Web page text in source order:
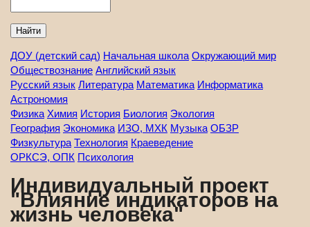
ДОУ (детский сад) Начальная школа Окружающий мир
Обществознание Английский язык
Русский язык Литература Математика Информатика
Астрономия
Физика Химия История Биология Экология
География Экономика ИЗО, МХК Музыка ОБЗР
Физкультура Технология Краеведение
ОРКСЭ, ОПК Психология
Индивидуальный проект
"Влияние индикаторов на
жизнь человека"